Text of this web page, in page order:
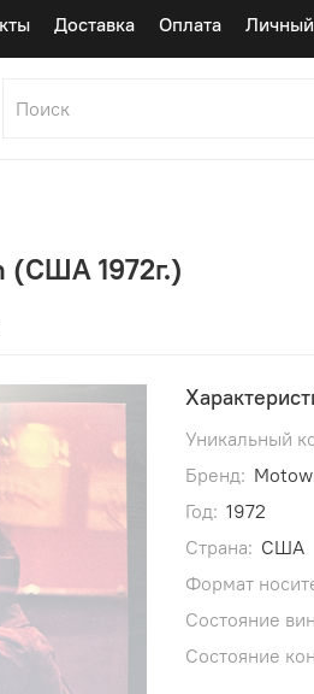
Доставка Оплата
(США 1972г.)
Уникальный
Бренд:
Год: 1972
Страна: США
Формат
Состояние
Состояние